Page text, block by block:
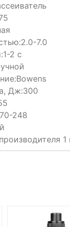
2.0-7.0
1-2 с
Bowens
Дж:300
70-248
1